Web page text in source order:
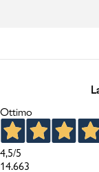
Ottimo
4,5/5
14.663